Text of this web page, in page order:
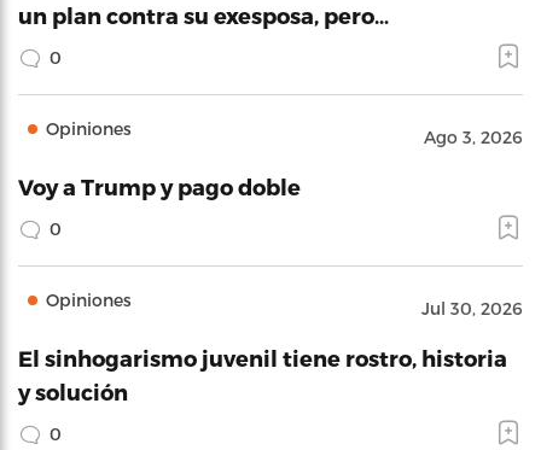
un plan contra su exesposa, pero…
0
Opiniones Ago 3, 2026
Voy a Trump y pago doble
0
Opiniones Jul 30, 2026
El sinhogarismo juvenil tiene rostro, historia
y solución
0